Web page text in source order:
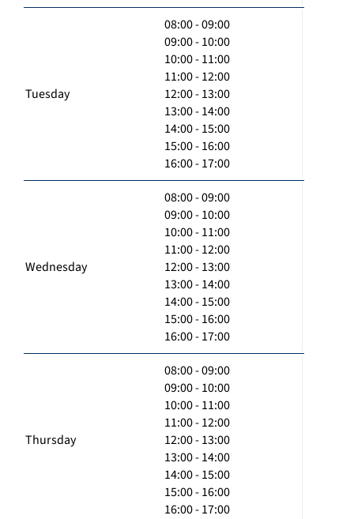
Tuesday
08:00 - 09:00
09:00 - 10:00
10:00 - 11:00
11:00 - 12:00
12:00 - 13:00
13:00 - 14:00
14:00 - 15:00
15:00 - 16:00
16:00 - 17:00
Wednesday
08:00 - 09:00
09:00 - 10:00
10:00 - 11:00
11:00 - 12:00
12:00 - 13:00
13:00 - 14:00
14:00 - 15:00
15:00 - 16:00
16:00 - 17:00
Thursday
08:00 - 09:00
09:00 - 10:00
10:00 - 11:00
11:00 - 12:00
12:00 - 13:00
13:00 - 14:00
14:00 - 15:00
15:00 - 16:00
16:00 - 17:00